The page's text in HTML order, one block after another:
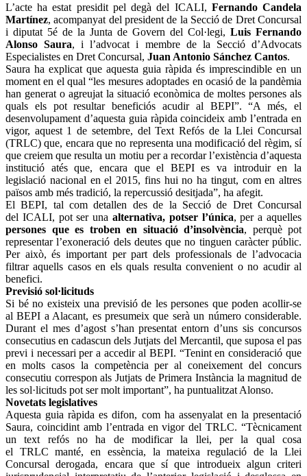
L’acte ha estat presidit pel degà del ICALI, Fernando Candela
Martínez, acompanyat del president de la Secció de Dret Concursal
i diputat 5é de la Junta de Govern del Col·legi, Luis Fernando
Alonso Saura, i l’advocat i membre de la Secció d’Advocats
Especialistes en Dret Concursal, Juan Antonio Sánchez Cantos.
Saura ha explicat que aquesta guia ràpida és imprescindible en un
moment en el qual “les mesures adoptades en ocasió de la pandèmia
han generat o agreujat la situació econòmica de moltes persones als
quals els pot resultar beneficiós acudir al BEPI”. “A més, el
desenvolupament d’aquesta guia ràpida coincideix amb l’entrada en
vigor, aquest 1 de setembre, del Text Refós de la Llei Concursal
(TRLC) que, encara que no representa una modificació del règim, sí
que creiem que resulta un motiu per a recordar l’existència d’aquesta
institució atés que, encara que el BEPI es va introduir en la
legislació nacional en el 2015, fins hui no ha tingut, com en altres
països amb més tradició, la repercussió desitjada”, ha afegit.
El BEPI, tal com detallen des de la Secció de Dret Concursal
del ICALI, pot ser una alternativa, potser l’única, per a aquelles
persones que es troben en situació d’insolvència, perquè pot
representar l’exoneració dels deutes que no tinguen caràcter públic.
Per això, és important per part dels professionals de l’advocacia
filtrar aquells casos en els quals resulta convenient o no acudir al
benefici.
Previsió sol·licituds
Si bé no existeix una previsió de les persones que poden acollir-se
al BEPI a Alacant, es presumeix que serà un número considerable.
Durant el mes d’agost s’han presentat entorn d’uns sis concursos
consecutius en cadascun dels Jutjats del Mercantil, que suposa el pas
previ i necessari per a accedir al BEPI. “Tenint en consideració que
en molts casos la competència per al coneixement del concurs
consecutiu correspon als Jutjats de Primera Instància la magnitud de
les sol·licituds pot ser molt important”, ha puntualitzat Alonso.
Novetats legislatives
Aquesta guia ràpida es difon, com ha assenyalat en la presentació
Saura, coincidint amb l’entrada en vigor del TRLC. “Tècnicament
un text refós no ha de modificar la llei, per la qual cosa
el TRLC manté, en essència, la mateixa regulació de la Llei
Concursal derogada, encara que sí que introdueix algun criteri